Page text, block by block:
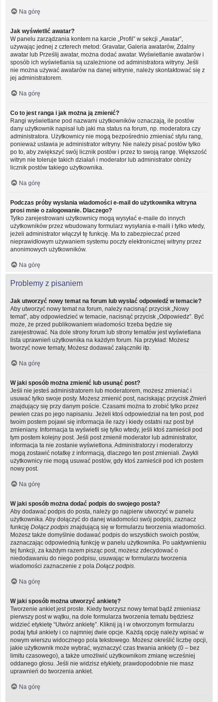
Na górę
Jak wyświetlić awatar?
W panelu zarządzania kontem na karcie „Profil” w sekcji „Awatar”,
używając jednej z czterech metod: Gravatar, Galeria awatarów, Zdalny
awatar lub Prześlij awatar, można dodać awatar. Wyświetlanie awatarów i
sposób ich wyświetlania są uzależnione od administratora witryny. Jeśli
nie można używać awatarów na danej witrynie, należy skontaktować się z
jej administratorem.
Na górę
Co to jest ranga i jak można ją zmienić?
Rangi wyświetlane pod nazwami użytkowników oznaczają, ile postów
dany użytkownik napisał lub jaki ma status na forum, np. moderatora czy
administratora. Użytkownicy nie mogą bezpośrednio zmieniać stylu rang,
ponieważ ustawia je administrator witryny. Nie należy pisać postów tylko
po to, aby zwiększyć swój licznik postów i przez to swoją rangę. Większość
witryn nie toleruje takich działań i moderator lub administrator obniży
licznik postów takiego użytkownika.
Na górę
Podczas próby wysłania wiadomości e-mail do użytkownika witryna
prosi mnie o zalogowanie. Dlaczego?
Tylko zarejestrowani użytkownicy mogą wysyłać e-maile do innych
użytkowników przez wbudowany formularz wysyłania e-maili i tylko wtedy,
jeżeli administrator włączył tę funkcję. Ma to zabezpieczać przed
nieprawidłowym używaniem systemu poczty elektronicznej witryny przez
anonimowych użytkowników.
Na górę
Problemy z pisaniem
Jak utworzyć nowy temat na forum lub wysłać odpowiedź w temacie?
Aby utworzyć nowy temat na forum, należy nacisnąć przycisk „Nowy
temat”, aby odpowiedzieć w temacie, nacisnąć przycisk „Odpowiedz”. Być
może, że przed publikowaniem wiadomości trzeba będzie się
zarejestrować. Na dole strony forum lub strony tematów jest wyświetlana
lista uprawnień użytkownika na każdym forum. Na przykład: Możesz
tworzyć nowe tematy, Możesz dodawać załączniki itp.
Na górę
W jaki sposób można zmienić lub usunąć post?
Jeśli nie jesteś administratorem lub moderatorem, możesz zmieniać i
usuwać tylko swoje posty. Możesz zmienić post, naciskając przycisk Zmień
znajdujący się przy danym poście. Czasami można to zrobić tylko przez
pewien czas po jego napisaniu. Jeżeli ktoś odpowiedział na ten post, pod
twoim postem pojawi się informacja ile razy i kiedy ostatni raz post był
zmieniany. Informacja ta wyświetli się tylko wtedy, jeśli ktoś zamieścił pod
tym postem kolejny post. Jeśli post zmienił moderator lub administrator,
informacja ta nie zostanie wyświetlona. Administratorzy i moderatorzy
mogą zostawić notatkę z informacją, dlaczego ten post zmieniali. Zwykli
użytkownicy nie mogą usuwać postów, gdy ktoś zamieścił pod ich postem
nowy post.
Na górę
W jaki sposób można dodać podpis do swojego posta?
Aby dodawać podpis do posta, należy go najpierw utworzyć w panelu
użytkownika. Aby dołączyć do danej wiadomości swój podpis, zaznacz
funkcję Dołącz podpis znajdującą się w formularzu tworzenia wiadomości.
Możesz także domyślnie dodawać podpis do wszystkich swoich postów,
zaznaczając odpowiednią funkcję w panelu użytkownika. Po uaktywnieniu
tej funkcji, za każdym razem pisząc post, możesz zdecydować o
niedodawaniu do niego podpisu, usuwając w formularzu tworzenia
wiadomości zaznaczenie z pola Dołącz podpis
Na górę
W jaki sposób można utworzyć ankietę?
Tworzenie ankiet jest proste. Kiedy tworzysz nowy temat bądź zmieniasz
pierwszy post w wątku, na dole formularza tworzenia tematu będziesz
widzieć etykietę “Utwórz ankietę”. Kliknij ją i w otworzonym formularzu
podaj tytuł ankiety i co najmniej dwie opcje. Każdą opcję należy wpisać w
nowym wierszu widocznego pola tekstowego. Możesz określić liczbę opcji,
jakie użytkownik może wybrać, wyznaczyć czas trwania ankiety (0 – bez
limitu czasowego), a także umożliwić użytkownikom zmianę wcześniej
oddanego głosu. Jeśli nie widzisz etykiety, prawdopodobnie nie masz
uprawnień do tworzenia ankiet.
Na górę